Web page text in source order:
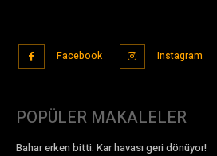
Facebook Instagram
POPÜLER MAKALELER
Bahar erken bitti: Kar havası geri dönüyor!